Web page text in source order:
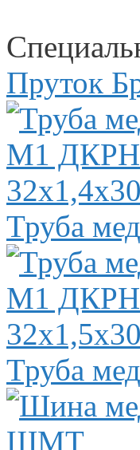
Пруток
Труба
Труба